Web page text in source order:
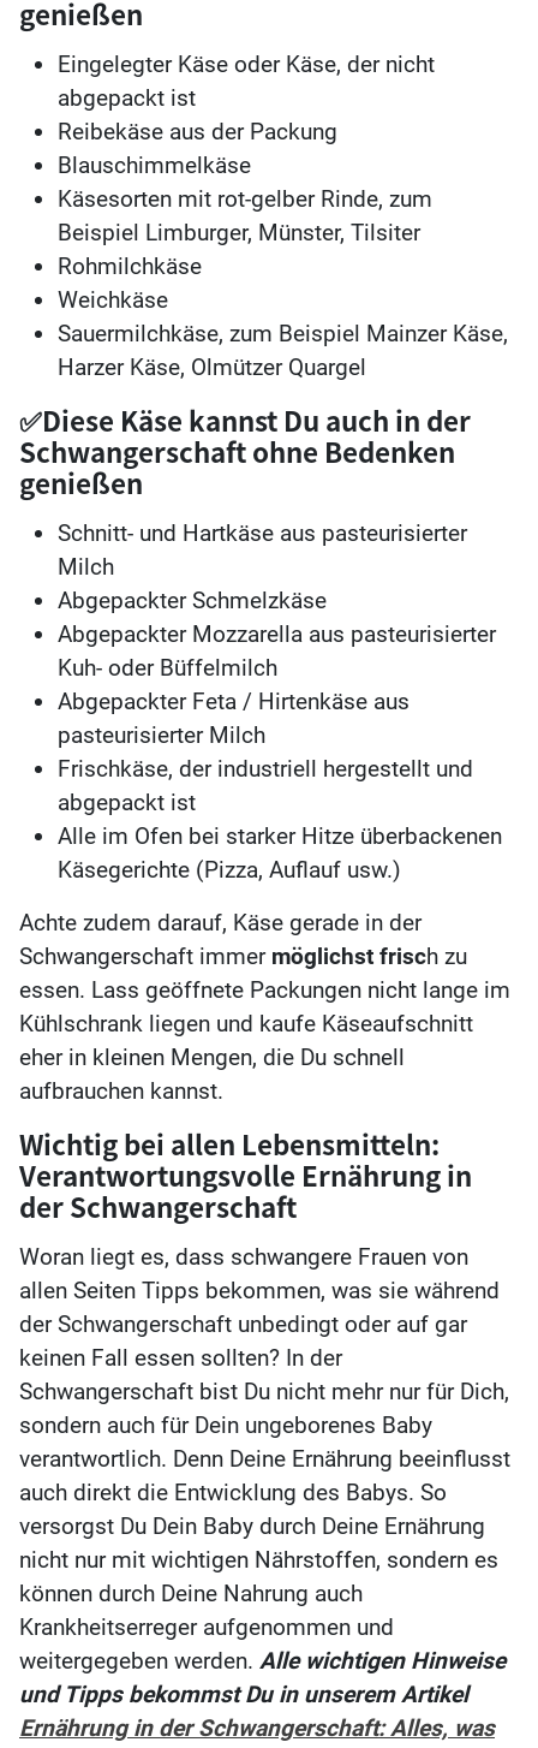
genießen
Eingelegter Käse oder Käse, der nicht
abgepackt ist
Reibekäse aus der Packung
Blauschimmelkäse
Käsesorten mit rot-gelber Rinde, zum
Beispiel Limburger, Münster, Tilsiter
Rohmilchkäse
Weichkäse
Sauermilchkäse, zum Beispiel Mainzer Käse,
Harzer Käse, Olmützer Quargel
✅Diese Käse kannst Du auch in der
Schwangerschaft ohne Bedenken
genießen
Schnitt- und Hartkäse aus pasteurisierter
Milch
Abgepackter Schmelzkäse
Abgepackter Mozzarella aus pasteurisierter
Kuh- oder Büffelmilch
Abgepackter Feta / Hirtenkäse aus
pasteurisierter Milch
Frischkäse, der industriell hergestellt und
abgepackt ist
Alle im Ofen bei starker Hitze überbackenen
Käsegerichte (Pizza, Auflauf usw.)
Achte zudem darauf, Käse gerade in der
Schwangerschaft immer möglichst frisch zu
essen. Lass geöffnete Packungen nicht lange im
Kühlschrank liegen und kaufe Käseaufschnitt
eher in kleinen Mengen, die Du schnell
aufbrauchen kannst.
Wichtig bei allen Lebensmitteln:
Verantwortungsvolle Ernährung in
der Schwangerschaft
Woran liegt es, dass schwangere Frauen von
allen Seiten Tipps bekommen, was sie während
der Schwangerschaft unbedingt oder auf gar
keinen Fall essen sollten? In der
Schwangerschaft bist Du nicht mehr nur für Dich,
sondern auch für Dein ungeborenes Baby
verantwortlich. Denn Deine Ernährung beeinflusst
auch direkt die Entwicklung des Babys. So
versorgst Du Dein Baby durch Deine Ernährung
nicht nur mit wichtigen Nährstoffen, sondern es
können durch Deine Nahrung auch
Krankheitserreger aufgenommen und
weitergegeben werden. Alle wichtigen Hinweise
und Tipps bekommst Du in unserem Artikel
Ernährung in der Schwangerschaft: Alles, was